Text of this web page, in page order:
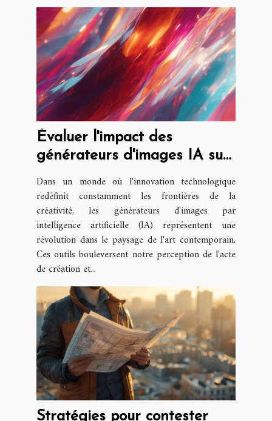
Évaluer l'impact des
générateurs d'images IA sur
la créativité artistique
Dans un monde où l'innovation technologique
redéfinit constamment les frontières de la
créativité, les générateurs d'images par
intelligence artificielle (IA) représentent une
révolution dans le paysage de l'art contemporain.
Ces outils bouleversent notre perception de l'acte
de création et...
Stratégies pour contester